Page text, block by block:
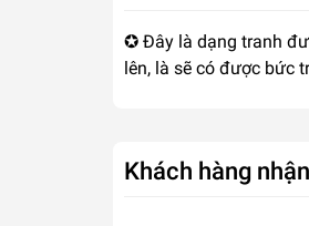
✪ Đây là dạng tranh
lên, là sẽ có được bức
Khách hàng